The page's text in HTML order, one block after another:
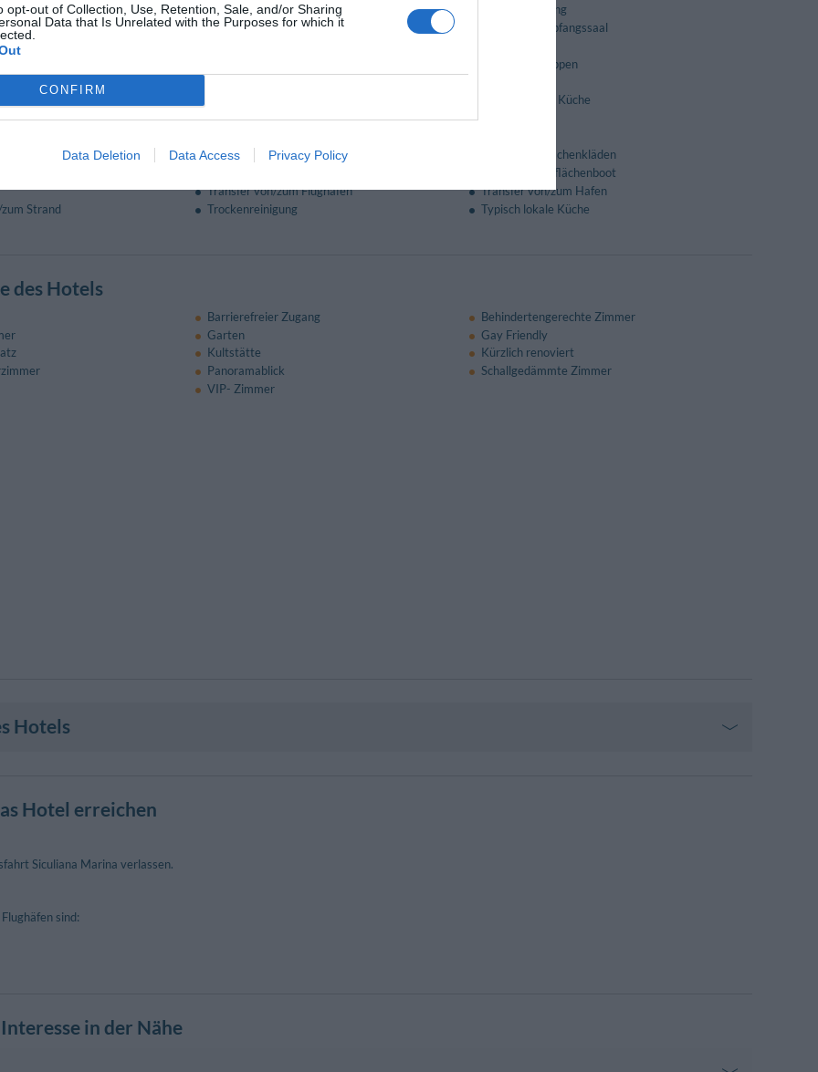
opt-out of Collection, Use, Retention, Sale, and/or Sharing
Data that Is Unrelated with the Purposes for which it
CONFIRM
Data Deletion Data Access Privacy Policy
Ausstattungsverleih für Meetings/ Kongresse
Autovermietung
Baby Sitter - Service
Bankett- /Empfangssaal
Essen für Gruppen
Internationale Küche
Kinderheim / Kinderurlaub
Snack-bar
Souvenir-/Geschenkläden
Tickets f. Tragflächenboot
Transfer von/zum Flughafen
Transfer von/zum Hafen
Strand
Trockenreinigung
Typisch lokale Küche
des Hotels
Barrierefreier Zugang
Behindertengerechte Zimmer
Garten
Gay Friendly
Kultstätte
Kürzlich renoviert
Panoramablick
Schallgedämmte Zimmer
VIP- Zimmer
Hotels
Hotel erreichen
Siculiana Marina verlassen.
sind:
in der Nähe